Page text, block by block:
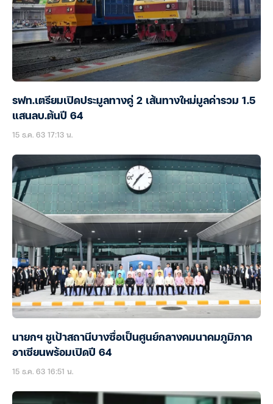
รฟท.เตรียมเปิดประมูลทางคู่ 2 เส้นทางใหม่มูลค่ารวม 1.5
แสนลบ.ต้นปี 64
15 ธ.ค. 63 17:13 น.
นายกฯ ชูเป้าสถานีบางซื่อเป็นศูนย์กลางคมนาคมภูมิภาค
อาเซียนพร้อมเปิดปี 64
15 ธ.ค. 63 16:51 น.